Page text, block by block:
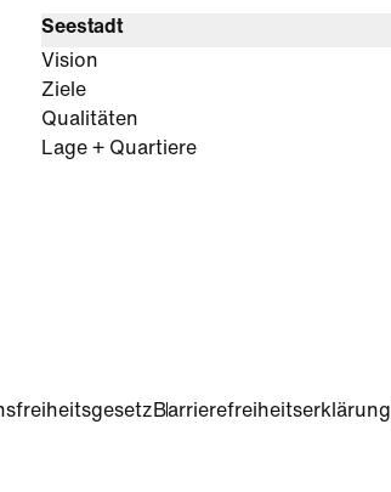
Seestadt
Vision
Ziele
Qualitäten
Lage + Quartiere
Barrierefreiheitserklärung